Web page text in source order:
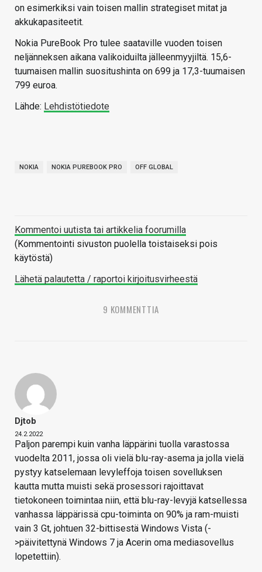
on esimerkiksi vain toisen mallin strategiset mitat ja
akkukapasiteetit.
Nokia PureBook Pro tulee saataville vuoden toisen
neljänneksen aikana valikoiduilta jälleenmyyjiltä. 15,6-
tuumaisen mallin suositushinta on 699 ja 17,3-tuumaisen
799 euroa.
Lähde: Lehdistötiedote
NOKIA NOKIA PUREBOOK PRO OFF GLOBAL
Kommentoi uutista tai artikkelia foorumilla
(Kommentointi sivuston puolella toistaiseksi pois
käytöstä)
Lähetä palautetta / raportoi kirjoitusvirheestä
9 KOMMENTTIA
Djtob
24.2.2022
Paljon parempi kuin vanha läppärini tuolla varastossa
vuodelta 2011, jossa oli vielä blu-ray-asema ja jolla vielä
pystyy katselemaan levyleffoja toisen sovelluksen
kautta mutta muisti sekä prosessori rajoittavat
tietokoneen toimintaa niin, että blu-ray-levyjä katsellessa
vanhassa läppärissä cpu-toiminta on 90% ja ram-muisti
vain 3 Gt, johtuen 32-bittisestä Windows Vista (-
>päivitettynä Windows 7 ja Acerin oma mediasovellus
lopetettiin).